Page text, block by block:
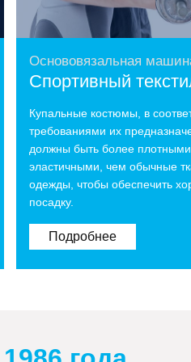
Основовязальная
Спортивный
Купальные костюмы, в
требованиями их
должны быть более
эластичными, чем обычные
одежды, чтобы обеспечить
посадку.
Подробнее